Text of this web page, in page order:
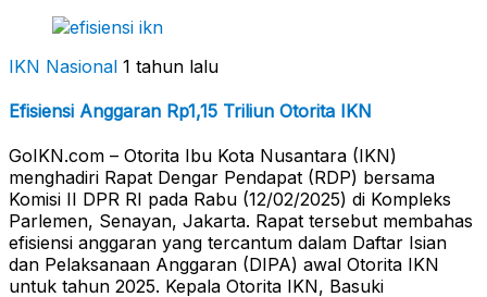
IKN Nasional 1 tahun lalu
Efisiensi Anggaran Rp1,15 Triliun Otorita IKN
GoIKN.com – Otorita Ibu Kota Nusantara (IKN)
menghadiri Rapat Dengar Pendapat (RDP) bersama
Komisi II DPR RI pada Rabu (12/02/2025) di Kompleks
Parlemen, Senayan, Jakarta. Rapat tersebut membahas
efisiensi anggaran yang tercantum dalam Daftar Isian
dan Pelaksanaan Anggaran (DIPA) awal Otorita IKN
untuk tahun 2025. Kepala Otorita IKN, Basuki